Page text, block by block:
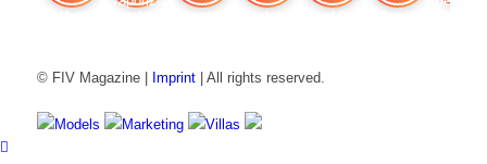
© FIV Magazine | Imprint| All rights reserved.
Models Marketing Villas